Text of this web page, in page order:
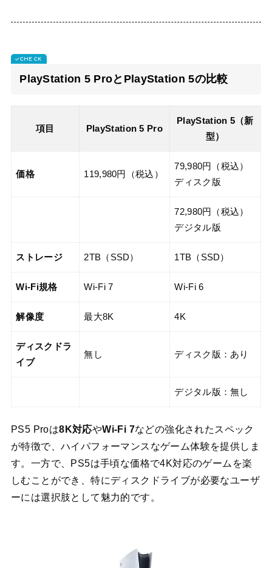
PlayStation 5 ProとPlayStation 5の比較
項目 PlayStation 5 Pro
PlayStation 5（新
型）
価格 119,980円（税込）
79,980円（税込）
ディスク版
72,980円（税込）
デジタル版
ストレージ 2TB（SSD） 1TB（SSD）
Wi-Fi規格 Wi-Fi 7 Wi-Fi 6
解像度 最大8K 4K
ディスクドラ
イブ
無し ディスク版：あり
デジタル版：無し
PS5 Proは8K対応やWi-Fi 7などの強化されたスペック
が特徴で、ハイパフォーマンスなゲーム体験を提供しま
す。一方で、PS5は手頃な価格で4K対応のゲームを楽
しむことができ、特にディスクドライブが必要なユーザ
ーには選択肢として魅力的です。